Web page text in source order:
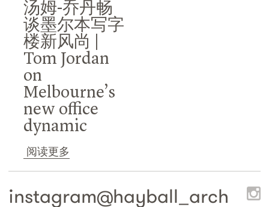
汤姆-乔丹畅
谈墨尔本写字
楼新风尚 |
Tom Jordan
on
Melbourne’s
new office
dynamic
阅读更多
instagram@hayball_arch